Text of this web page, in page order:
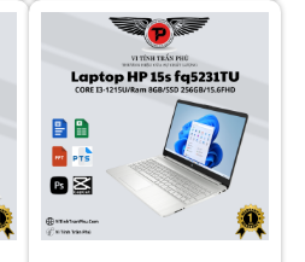
FHD (1920 x 1080), IPS,
Narrow Bezel, Anti-Glare, 250
nits, 45% NTSC Kết nối: 1x
ThunderBolt 4, 3x USB 3.1
Type-A, 1x HDMI 1.4; 1x Khe
SD, Jack 3.5mm Trọng
lượng: 1.75kg Loại Pin: HP
Long Life 3-cell, 45 Wh Li-ion
Polymer Hệ điều hành: Chưa
Bao Gồm